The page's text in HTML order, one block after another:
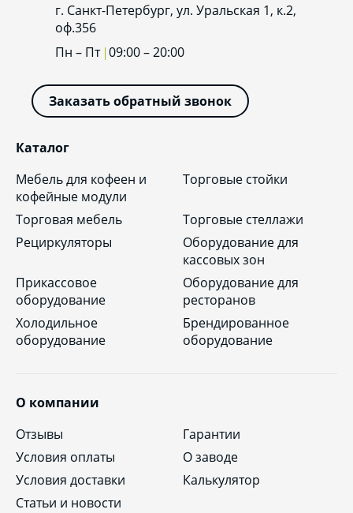
Каталог
Мебель для кофеен и
кофейные модули
Торговые стойки
Торговая мебель
Торговые стеллажи
Рециркуляторы
Оборудование для
кассовых зон
Прикассовое
оборудование
Оборудование для
ресторанов
Холодильное
оборудование
Брендированное
оборудование
О компании
Отзывы
Гарантии
Условия оплаты
О заводе
Условия доставки
Калькулятор
Статьи и новости
г. Санкт-Петербург, ул. Уральская 1, к.2,
оф.356
Пн – Пт 09:00 – 20:00
Заказать обратный звонок